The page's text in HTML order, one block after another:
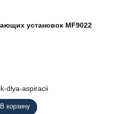
установок MF9022
В корзину